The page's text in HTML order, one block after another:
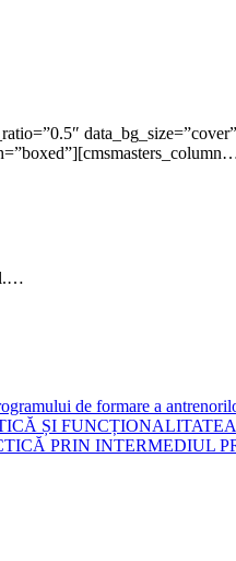
de formare a
ȘI
PRIN INTERMEDIUL